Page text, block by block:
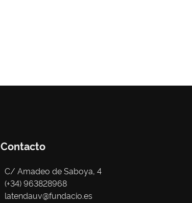
Contacto
C/ Amadeo de Saboya, 4
(+34) 963828968
latendauv@fundacio.es